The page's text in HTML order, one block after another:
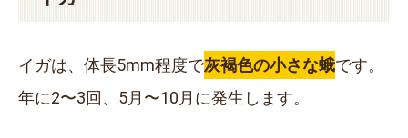
イガは、体長5mm程度で灰褐色の小さな蛾です。
年に2〜3回、5月〜10月に発生します。